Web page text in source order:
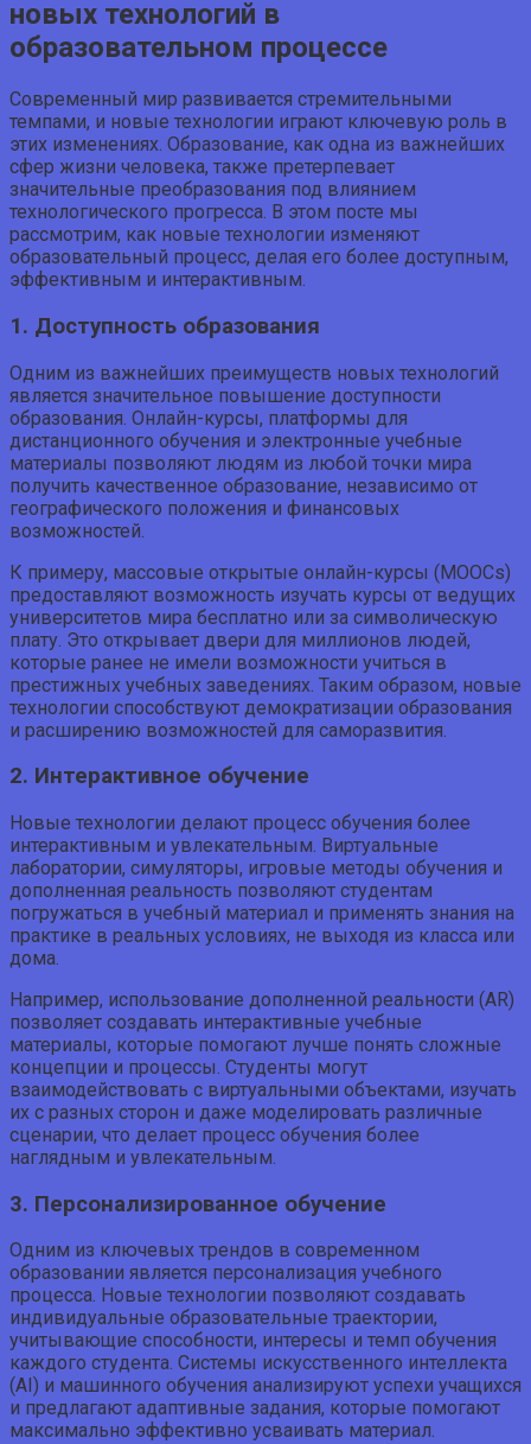
новых технологий в
образовательном процессе
Современный мир развивается стремительными
темпами, и новые технологии играют ключевую роль в
этих изменениях. Образование, как одна из важнейших
сфер жизни человека, также претерпевает
значительные преобразования под влиянием
технологического прогресса. В этом посте мы
рассмотрим, как новые технологии изменяют
образовательный процесс, делая его более доступным,
эффективным и интерактивным.
1. Доступность образования
Одним из важнейших преимуществ новых технологий
является значительное повышение доступности
образования. Онлайн-курсы, платформы для
дистанционного обучения и электронные учебные
материалы позволяют людям из любой точки мира
получить качественное образование, независимо от
географического положения и финансовых
возможностей.
К примеру, массовые открытые онлайн-курсы (MOOCs)
предоставляют возможность изучать курсы от ведущих
университетов мира бесплатно или за символическую
плату. Это открывает двери для миллионов людей,
которые ранее не имели возможности учиться в
престижных учебных заведениях. Таким образом, новые
технологии способствуют демократизации образования
и расширению возможностей для саморазвития.
2. Интерактивное обучение
Новые технологии делают процесс обучения более
интерактивным и увлекательным. Виртуальные
лаборатории, симуляторы, игровые методы обучения и
дополненная реальность позволяют студентам
погружаться в учебный материал и применять знания на
практике в реальных условиях, не выходя из класса или
дома.
Например, использование дополненной реальности (AR)
позволяет создавать интерактивные учебные
материалы, которые помогают лучше понять сложные
концепции и процессы. Студенты могут
взаимодействовать с виртуальными объектами, изучать
их с разных сторон и даже моделировать различные
сценарии, что делает процесс обучения более
наглядным и увлекательным.
3. Персонализированное обучение
Одним из ключевых трендов в современном
образовании является персонализация учебного
процесса. Новые технологии позволяют создавать
индивидуальные образовательные траектории,
учитывающие способности, интересы и темп обучения
каждого студента. Системы искусственного интеллекта
(AI) и машинного обучения анализируют успехи учащихся
и предлагают адаптивные задания, которые помогают
максимально эффективно усваивать материал.